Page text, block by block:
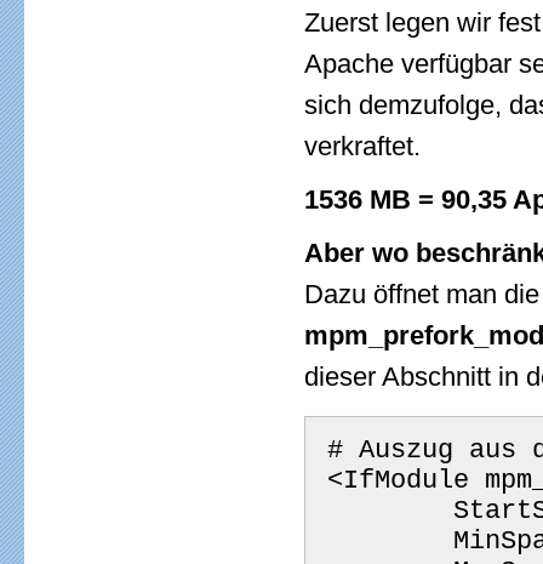
Zuerst legen wir
Apache verfügbar
sich demzufolge,
verkraftet.
1536 MB = 90,35
Aber wo
Dazu öffnet man
dieser Abschnitt in
# Auszug aus
<IfModule